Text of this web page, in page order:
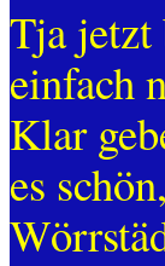
Tja jetzt
einfach
Klar
es